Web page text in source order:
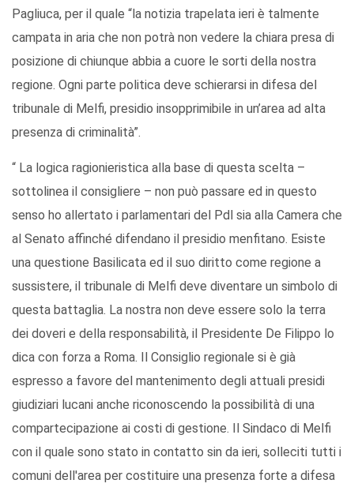
Pagliuca, per il quale “la notizia trapelata ieri è talmente
campata in aria che non potrà non vedere la chiara presa di
posizione di chiunque abbia a cuore le sorti della nostra
regione. Ogni parte politica deve schierarsi in difesa del
tribunale di Melfi, presidio insopprimibile in un’area ad alta
presenza di criminalità”.
“ La logica ragionieristica alla base di questa scelta –
sottolinea il consigliere – non può passare ed in questo
senso ho allertato i parlamentari del Pdl sia alla Camera che
al Senato affinché difendano il presidio menfitano. Esiste
una questione Basilicata ed il suo diritto come regione a
sussistere, il tribunale di Melfi deve diventare un simbolo di
questa battaglia. La nostra non deve essere solo la terra
dei doveri e della responsabilità, il Presidente De Filippo lo
dica con forza a Roma. Il Consiglio regionale si è già
espresso a favore del mantenimento degli attuali presidi
giudiziari lucani anche riconoscendo la possibilità di una
compartecipazione ai costi di gestione. Il Sindaco di Melfi
con il quale sono stato in contatto sin da ieri, solleciti tutti i
comuni dell'area per costituire una presenza forte a difesa